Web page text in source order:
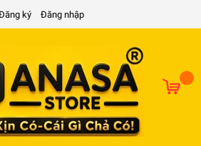
ký Đăng nhập